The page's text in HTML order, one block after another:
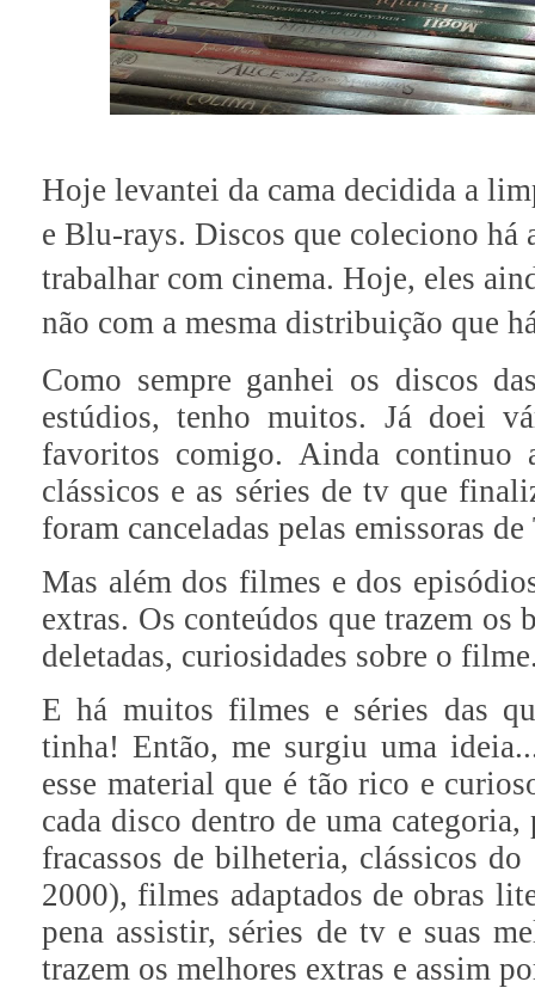
Hoje levantei da cama decidida a
e Blu-rays. Discos que coleciono há
trabalhar com cinema. Hoje, eles
não com a mesma distribuição que
Como sempre ganhei os discos
estúdios, tenho muitos. Já doei
favoritos comigo. Ainda continuo
clássicos e as séries de tv que
foram canceladas pelas emissoras
Mas além dos filmes e dos
extras. Os conteúdos que trazem os
deletadas, curiosidades sobre o
E há muitos filmes e séries das
tinha! Então, me surgiu uma
esse material que é tão rico e
cada disco dentro de uma
fracassos de bilheteria, clássicos
2000), filmes adaptados de obras
pena assistir, séries de tv e suas
trazem os melhores extras e assim